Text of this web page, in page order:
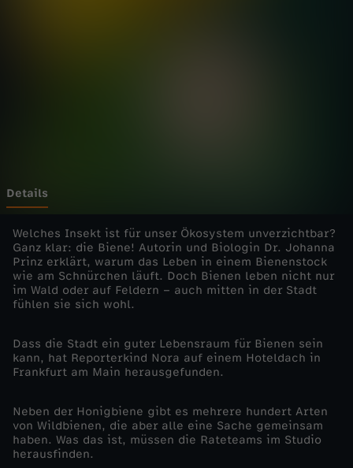
n
e
n
-
H
l
Details
Welches Insekt ist für unser Ökosystem unverzichtbar?
Ganz klar: die Biene! Autorin und Biologin Dr. Johanna
Prinz erklärt, warum das Leben in einem Bienenstock
wie am Schnürchen läuft. Doch Bienen leben nicht nur
im Wald oder auf Feldern – auch mitten in der Stadt
fühlen sie sich wohl.
Dass die Stadt ein guter Lebensraum für Bienen sein
kann, hat Reporterkind Nora auf einem Hoteldach in
Frankfurt am Main herausgefunden.
Neben der Honigbiene gibt es mehrere hundert Arten
von Wildbienen, die aber alle eine Sache gemeinsam
haben. Was das ist, müssen die Rateteams im Studio
herausfinden.